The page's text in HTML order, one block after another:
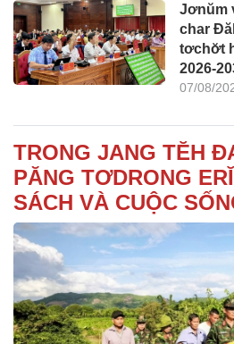
Jơnŭm
char
tơchơ̆t
2026-
07/08/
TRONG JANG TĔH
PĂNG TƠDRONG
SÁCH VÀ CUỘC